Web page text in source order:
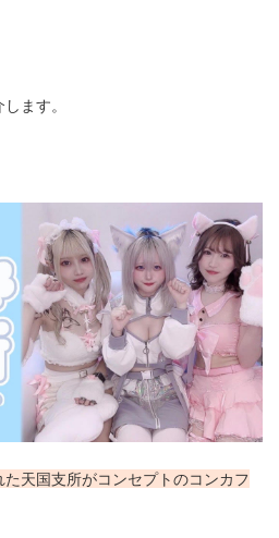
ます。
天国支所がコンセプトのコンカフ